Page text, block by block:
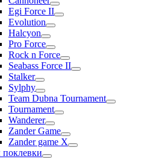
Egi Force II
Evolution
Halcyon
Pro Force
Rock n Force
Seabass Force II
Stalker
Sylphy
Team Dubna Tournament
Tournament
Wanderer
Zander Game
Zander game X